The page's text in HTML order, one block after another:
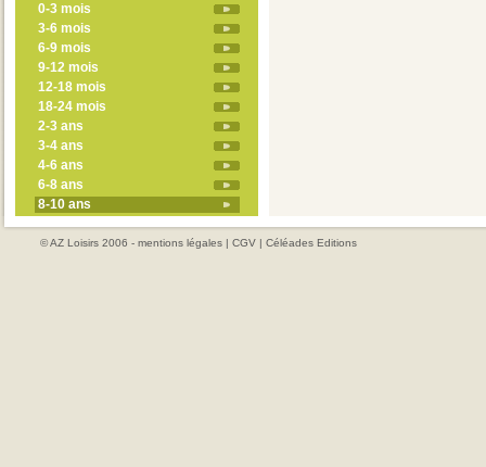
0-3 mois
3-6 mois
6-9 mois
9-12 mois
12-18 mois
18-24 mois
2-3 ans
3-4 ans
4-6 ans
6-8 ans
8-10 ans
© AZ Loisirs 2006 - mentions légales | CGV | Céléades Editions